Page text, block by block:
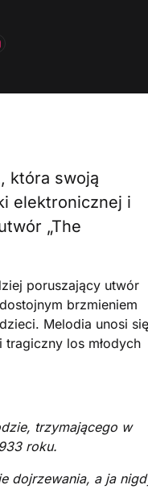
, która swoją
elektronicznej i
„The
poruszający utwór
brzmieniem
Melodia unosi
los młodych
trzymającego w
roku.
dojrzewania, a ja